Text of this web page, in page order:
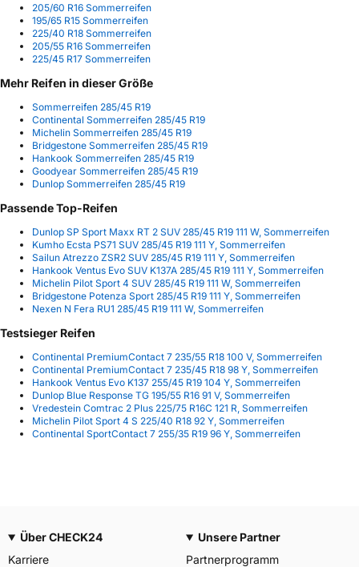
205/60 R16 Sommerreifen
195/65 R15 Sommerreifen
225/40 R18 Sommerreifen
205/55 R16 Sommerreifen
225/45 R17 Sommerreifen
Mehr Reifen in dieser Größe
Sommerreifen 285/45 R19
Continental Sommerreifen 285/45 R19
Michelin Sommerreifen 285/45 R19
Bridgestone Sommerreifen 285/45 R19
Hankook Sommerreifen 285/45 R19
Goodyear Sommerreifen 285/45 R19
Dunlop Sommerreifen 285/45 R19
Passende Top-Reifen
Dunlop SP Sport Maxx RT 2 SUV 285/45 R19 111 W, Sommerreifen
Kumho Ecsta PS71 SUV 285/45 R19 111 Y, Sommerreifen
Sailun Atrezzo ZSR2 SUV 285/45 R19 111 Y, Sommerreifen
Hankook Ventus Evo SUV K137A 285/45 R19 111 Y, Sommerreifen
Michelin Pilot Sport 4 SUV 285/45 R19 111 W, Sommerreifen
Bridgestone Potenza Sport 285/45 R19 111 Y, Sommerreifen
Nexen N Fera RU1 285/45 R19 111 W, Sommerreifen
Testsieger Reifen
Continental PremiumContact 7 235/55 R18 100 V, Sommerreifen
Continental PremiumContact 7 235/45 R18 98 Y, Sommerreifen
Hankook Ventus Evo K137 255/45 R19 104 Y, Sommerreifen
Dunlop Blue Response TG 195/55 R16 91 V, Sommerreifen
Vredestein Comtrac 2 Plus 225/75 R16C 121 R, Sommerreifen
Michelin Pilot Sport 4 S 225/40 R18 92 Y, Sommerreifen
Continental SportContact 7 255/35 R19 96 Y, Sommerreifen
Über CHECK24
Karriere
Unsere Partner
Partnerprogramm